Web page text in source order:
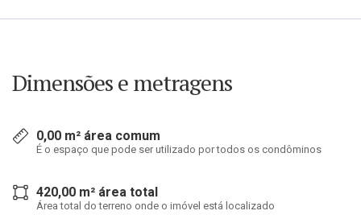
Dimensões e metragens
0,00 m² área comum
É o espaço que pode ser utilizado por todos os condôminos
420,00 m² área total
Área total do terreno onde o imóvel está localizado